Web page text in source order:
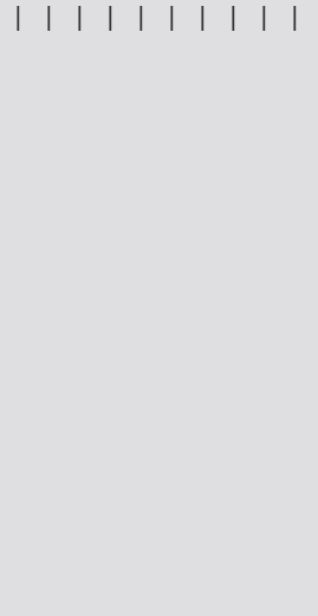
| | | | | | | | | | |